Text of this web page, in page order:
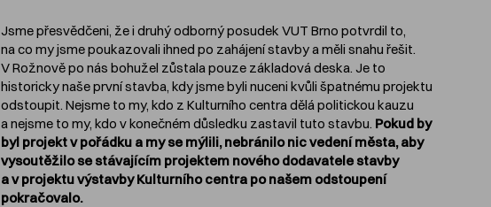
Jsme přesvědčeni, že i druhý odborný posudek VUT Brno potvrdil to,
na co my jsme poukazovali ihned po zahájení stavby a měli snahu řešit.
V Rožnově po nás bohužel zůstala pouze základová deska. Je to
historicky naše první stavba, kdy jsme byli nuceni kvůli špatnému projektu
odstoupit. Nejsme to my, kdo z Kulturního centra dělá politickou kauzu
a nejsme to my, kdo v konečném důsledku zastavil tuto stavbu. Pokud by
byl projekt v pořádku a my se mýlili, nebránilo nic vedení města, aby
vysoutěžilo se stávajícím projektem nového dodavatele stavby
a v projektu výstavby Kulturního centra po našem odstoupení
pokračovalo.